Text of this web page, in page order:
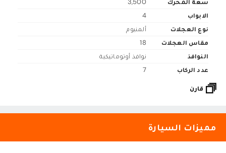
سعة المحرك
3,500
الابواب
4
نوع العجلات
ألمنيوم
مقاس العجلات
18
النوافذ
نوافذ أوتوماتيكية
عدد الركاب
7
قارن
مميزات السيارة